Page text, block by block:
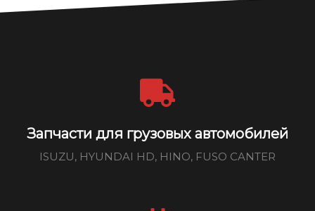
Запчасти для грузовых автомобилей
ISUZU, HYUNDAI HD, HINO, FUSO CANTER